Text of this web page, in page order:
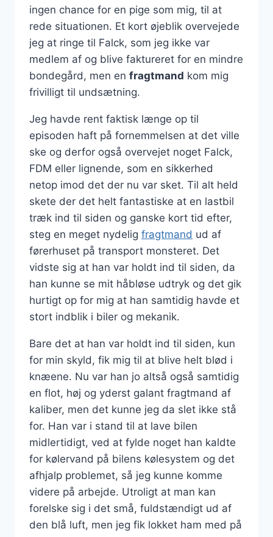
ingen chance for en pige som mig, til at
rede situationen. Et kort øjeblik overvejede
jeg at ringe til Falck, som jeg ikke var
medlem af og blive faktureret for en mindre
bondegård, men en fragtmand kom mig
frivilligt til undsætning.
Jeg havde rent faktisk længe op til
episoden haft på fornemmelsen at det ville
ske og derfor også overvejet noget Falck,
FDM eller lignende, som en sikkerhed
netop imod det der nu var sket. Til alt held
skete der det helt fantastiske at en lastbil
træk ind til siden og ganske kort tid efter,
steg en meget nydelig fragtmand ud af
førerhuset på transport monsteret. Det
vidste sig at han var holdt ind til siden, da
han kunne se mit håbløse udtryk og det gik
hurtigt op for mig at han samtidig havde et
stort indblik i biler og mekanik.
Bare det at han var holdt ind til siden, kun
for min skyld, fik mig til at blive helt blød i
knæene. Nu var han jo altså også samtidig
en flot, høj og yderst galant fragtmand af
kaliber, men det kunne jeg da slet ikke stå
for. Han var i stand til at lave bilen
midlertidigt, ved at fylde noget han kaldte
for kølervand på bilens kølesystem og det
afhjalp problemet, så jeg kunne komme
videre på arbejde. Utroligt at man kan
forelske sig i det små, fuldstændigt ud af
den blå luft, men jeg fik lokket ham med på